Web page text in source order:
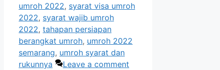
umroh 2022, syarat visa umroh
2022, syarat wajib umroh
2022, tahapan persiapan
berangkat umroh, umroh 2022
semarang, umroh syarat dan
rukunnya
Leave a comment